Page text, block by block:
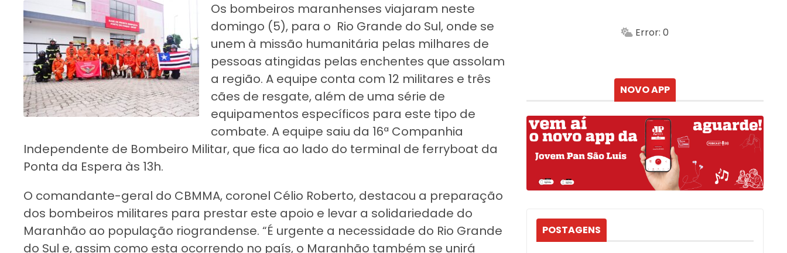
Os bombeiros maranhenses viajaram neste
domingo (5), para o Rio Grande do Sul, onde se
unem à missão humanitária pelas milhares de
pessoas atingidas pelas enchentes que assolam
a região. A equipe conta com 12 militares e três
cães de resgate, além de uma série de
equipamentos específicos para este tipo de
combate. A equipe saiu da 16ª Companhia
Independente de Bombeiro Militar, que fica ao lado do terminal de ferryboat da
Ponta da Espera às 13h.
O comandante-geral do CBMMA, coronel Célio Roberto, destacou a preparação
dos bombeiros militares para prestar este apoio e levar a solidariedade do
Maranhão ao população riograndense. “É urgente a necessidade do Rio Grande
do Sul e, assim como esta ocorrendo no país, o Maranhão também se unirá
Min.
Error: 0
NOVO APP
POSTAGENS